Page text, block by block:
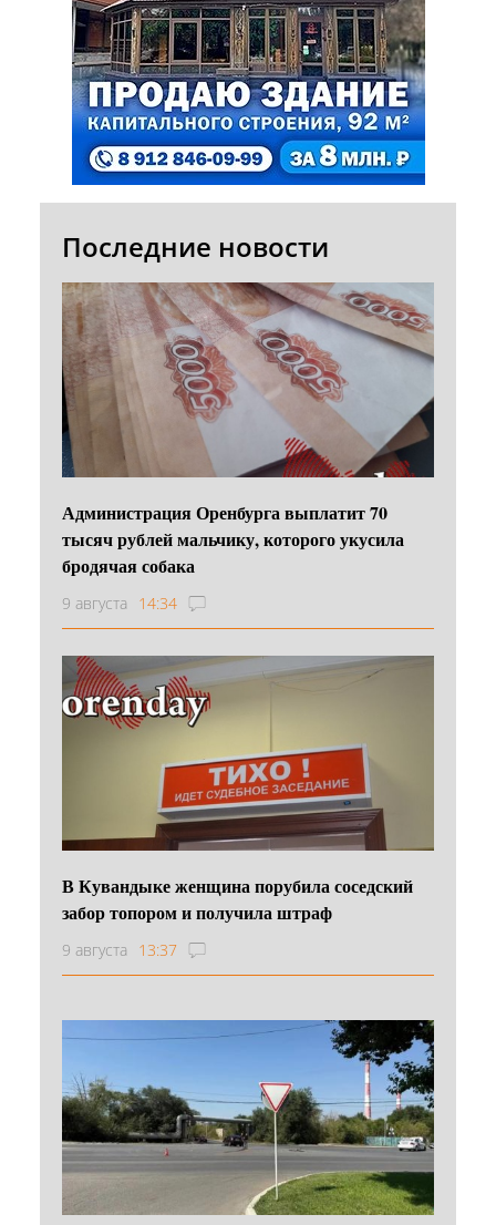
Последние новости
Администрация Оренбурга выплатит 70
тысяч рублей мальчику, которого укусила
бродячая собака
9 августа 14:34
В Кувандыке женщина порубила соседский
забор топором и получила штраф
9 августа 13:37